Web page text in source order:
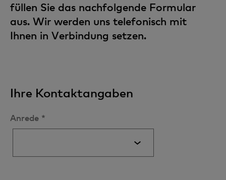
füllen Sie das nachfolgende Formular
aus. Wir werden uns telefonisch mit
Ihnen in Verbindung setzen.
Ihre Kontaktangaben
Anrede *